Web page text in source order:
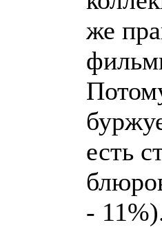
же
есть
-